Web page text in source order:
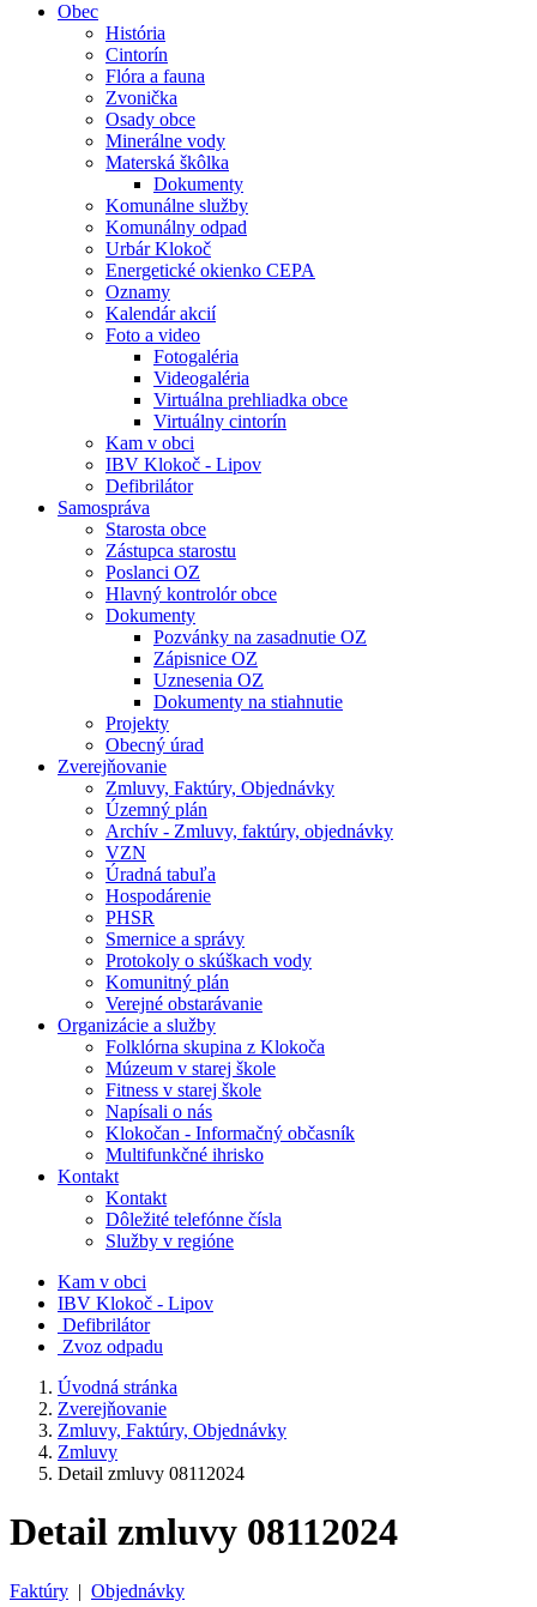
Obec
História
Cintorín
Flóra a fauna
Zvonička
Osady obce
Minerálne vody
Materská škôlka
Dokumenty
Komunálne služby
Komunálny odpad
Urbár Klokoč
Energetické okienko CEPA
Oznamy
Kalendár akcií
Foto a video
Fotogaléria
Videogaléria
Virtuálna prehliadka obce
Virtuálny cintorín
Kam v obci
IBV Klokoč - Lipov
Defibrilátor
Samospráva
Starosta obce
Zástupca starostu
Poslanci OZ
Hlavný kontrolór obce
Dokumenty
Pozvánky na zasadnutie OZ
Zápisnice OZ
Uznesenia OZ
Dokumenty na stiahnutie
Projekty
Obecný úrad
Zverejňovanie
Zmluvy, Faktúry, Objednávky
Územný plán
Archív - Zmluvy, faktúry, objednávky
VZN
Úradná tabuľa
Hospodárenie
PHSR
Smernice a správy
Protokoly o skúškach vody
Komunitný plán
Verejné obstarávanie
Organizácie a služby
Folklórna skupina z Klokoča
Múzeum v starej škole
Fitness v starej škole
Napísali o nás
Klokočan - Informačný občasník
Multifunkčné ihrisko
Kontakt
Kontakt
Dôležité telefónne čísla
Služby v regióne
Kam v obci
IBV Klokoč - Lipov
Defibrilátor
Zvoz odpadu
Úvodná stránka
Zverejňovanie
Zmluvy, Faktúry, Objednávky
Zmluvy
Detail zmluvy 08112024
Detail zmluvy 08112024
Faktúry | Objednávky